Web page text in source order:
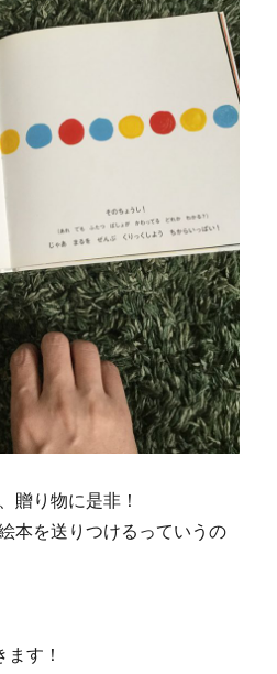
贈り物に是非！
本を送りつけるっていうの
す！